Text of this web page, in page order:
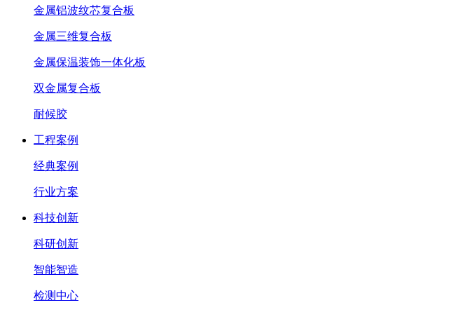
金属铝波纹芯复合板
金属三维复合板
金属保温装饰一体化板
双金属复合板
耐候胶
工程案例
经典案例
行业方案
科技创新
科研创新
智能智造
检测中心